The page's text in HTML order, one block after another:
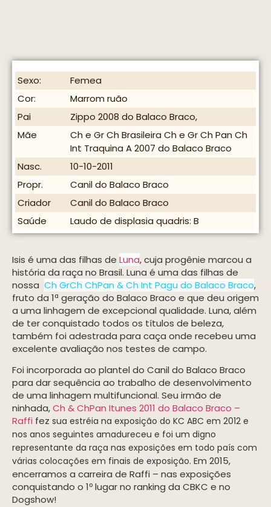
Sexo:
Femea
Cor:
Marrom ruão
Pai
Zippo 2008 do Balaco Braco,
Mãe
Ch e Gr Ch Brasileira Ch e Gr Ch Pan Ch
Int Traquina A 2007 do Balaco Braco
Nasc.
10-10-2011
Propr.
Canil do Balaco Braco
Criador
Canil do Balaco Braco
Saúde
Laudo de displasia quadris: B
Isis é uma das filhas de Luna, cuja progênie marcou a
história da raça no Brasil. Luna é uma das filhas de
nossa Ch GrCh ChPan & Ch Int Pagu do Balaco Braco,
fruto da 1ª geração do Balaco Braco e que deu origem
a uma linhagem de excepcional qualidade. Luna, além
de ter conquistado todos os títulos de beleza,
também foi adestrada para caça onde recebeu uma
excelente avaliação nos testes de campo.
Foi incorporada ao plantel do Canil do Balaco Braco
para dar sequência ao trabalho de desenvolvimento
de uma linhagem multifuncional. Seu irmão de
ninhada,Ch & ChPan Itunes 2011 do Balaco Braco –
Raffi fez sua estréia na exposição do KC ABC em 2012 e
nos anos seguintes amadureceu e foi um digno
representante da raça nas exposições em todo país com
várias colocações em finais de exposição. Em 2015,
encerramos a carreira de Raffi – nas exposições
conquistando o 1º lugar no ranking da CBKC e no
Dogshow!